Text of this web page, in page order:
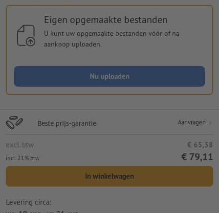
Eigen opgemaakte bestanden
U kunt uw opgemaakte bestanden vóór of na
aankoop uploaden.
Nu uploaden
Beste prijs-garantie Aanvragen
excl. btw € 65,38
incl. 21% btw € 79,11
In winkelwagen
Levering circa: